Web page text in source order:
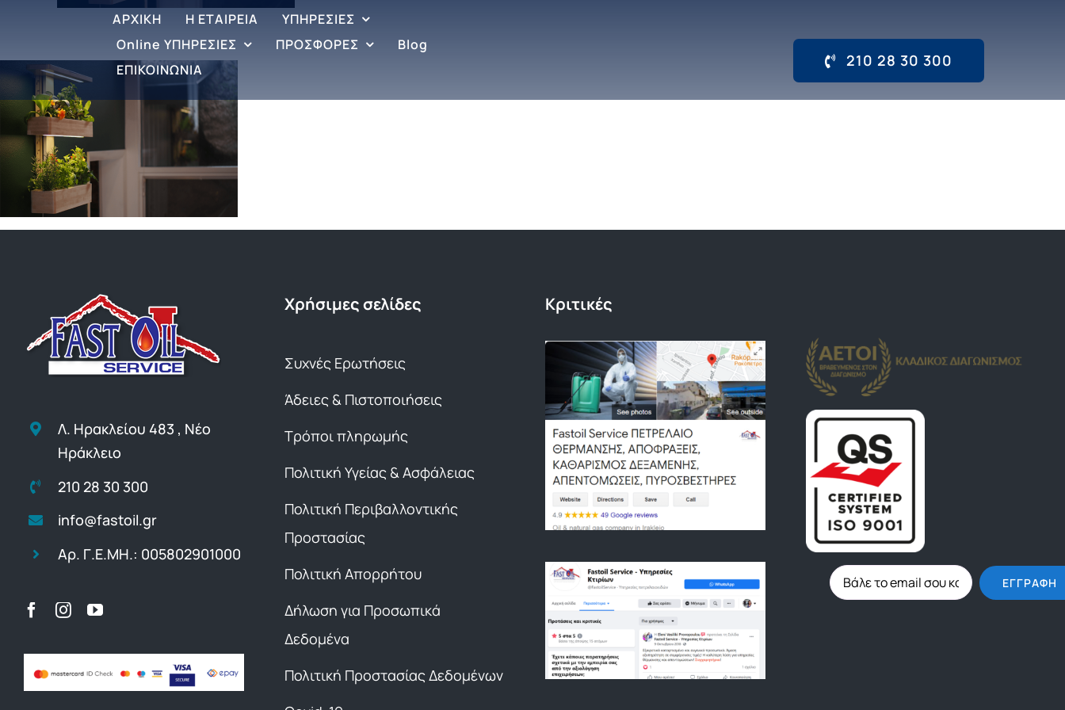
ΑΡΧΙΚΗ Η ΕΤΑΙΡΕΙΑ
ΥΠΗΡΕΣΙΕΣ
Online ΥΠΗΡΕΣΙΕΣ
ΠΡΟΣΦΟΡΕΣ
Blog
ΕΠΙΚΟΙΝΩΝΙΑ
210 28 30 300
Λ. Ηρακλείου 483 , Νέο
Ηράκλειο
210 28 30 300
info@fastoil.gr
Αρ. Γ.Ε.ΜΗ.: 005802901000
Χρήσιμες σελίδες
Συχνές Ερωτήσεις
Άδειες & Πιστοποιήσεις
Τρόποι πληρωμής
Πολιτική Υγείας & Ασφάλειας
Πολιτική Περιβαλλοντικής
Προστασίας
Πολιτική Απορρήτου
Δήλωση για Προσωπικά
Δεδομένα
Πολιτική Προστασίας Δεδομένων
Κριτικές
ΕΓΓΡΑΦΉ